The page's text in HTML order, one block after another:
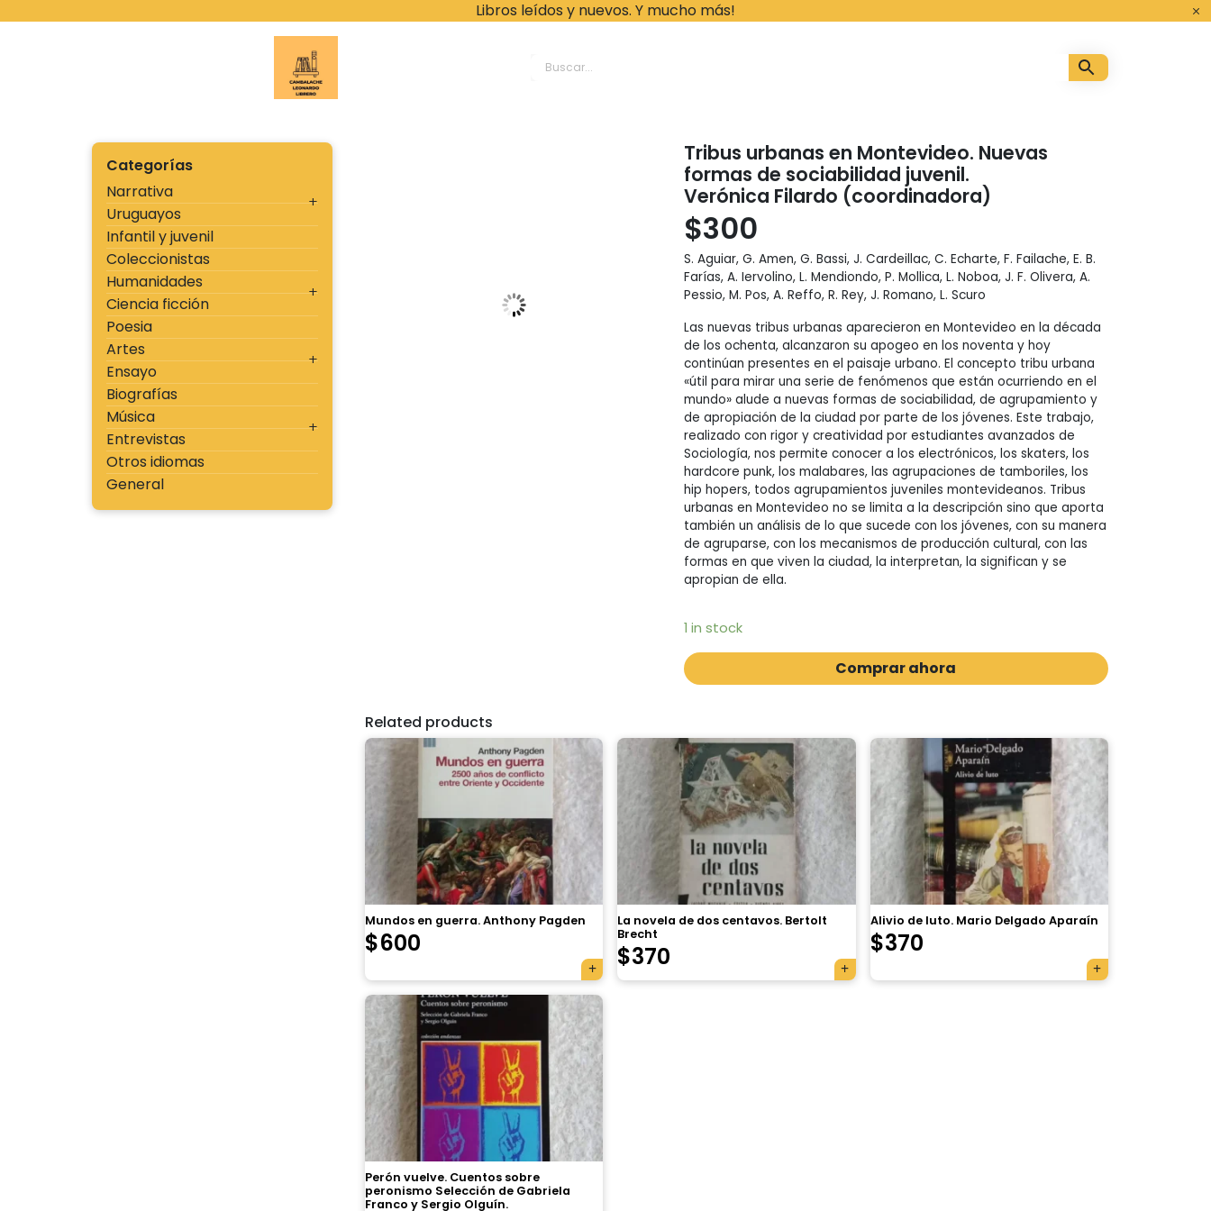
Libros leídos y nuevos. Y mucho más!
Categorías
Narrativa
Uruguayos
Infantil y juvenil
Coleccionistas
Humanidades
Ciencia ficción
Poesia
Artes
Ensayo
Biografías
Música
Entrevistas
Otros idiomas
General
Tribus urbanas en Montevideo. Nuevas
formas de sociabilidad juvenil.
Verónica Filardo (coordinadora)
$300
S. Aguiar, G. Amen, G. Bassi, J. Cardeillac, C. Echarte, F. Failache, E. B.
Farías, A. Iervolino, L. Mendiondo, P. Mollica, L. Noboa, J. F. Olivera, A.
Pessio, M. Pos, A. Reffo, R. Rey, J. Romano, L. Scuro
Las nuevas tribus urbanas aparecieron en Montevideo en la década
de los ochenta, alcanzaron su apogeo en los noventa y hoy
continúan presentes en el paisaje urbano. El concepto tribu urbana
«útil para mirar una serie de fenómenos que están ocurriendo en el
mundo» alude a nuevas formas de sociabilidad, de agrupamiento y
de apropiación de la ciudad por parte de los jóvenes. Este trabajo,
realizado con rigor y creatividad por estudiantes avanzados de
Sociología, nos permite conocer a los electrónicos, los skaters, los
hardcore punk, los malabares, las agrupaciones de tamboriles, los
hip hopers, todos agrupamientos juveniles montevideanos. Tribus
urbanas en Montevideo no se limita a la descripción sino que aporta
también un análisis de lo que sucede con los jóvenes, con su manera
de agruparse, con los mecanismos de producción cultural, con las
formas en que viven la ciudad, la interpretan, la significan y se
apropian de ella.
1 in stock
Comprar ahora
Related products
Mundos en guerra. Anthony Pagden
$600
La novela de dos centavos. Bertolt
Brecht
$370
Alivio de luto. Mario Delgado Aparaín
$370
Perón vuelve. Cuentos sobre
peronismo Selección de Gabriela
Franco y Sergio Olguín.